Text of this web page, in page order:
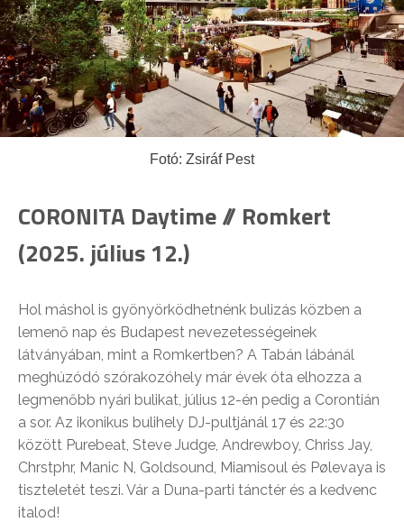
Fotó: Zsiráf Pest
CORONITA Daytime // Romkert
(2025. július 12.)
Hol máshol is gyönyörködhetnénk bulizás közben a
lemenő nap és Budapest nevezetességeinek
látványában, mint a Romkertben? A Tabán lábánál
meghúzódó szórakozóhely már évek óta elhozza a
legmenőbb nyári bulikat, július 12-én pedig a Corontián
a sor. Az ikonikus bulihely DJ-pultjánál 17 és 22:30
között Purebeat, Steve Judge, Andrewboy, Chriss Jay,
Chrstphr, Manic N, Goldsound, Miamisoul és Pølevaya is
tiszteletét teszi. Vár a Duna-parti tánctér és a kedvenc
italod!